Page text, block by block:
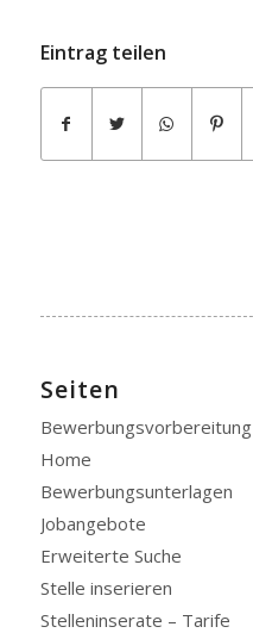
Eintrag teilen
Seiten
Bewerbungsvorbereitung
Home
Bewerbungsunterlagen
Jobangebote
Erweiterte Suche
Stelle inserieren
Stelleninserate – Tarife